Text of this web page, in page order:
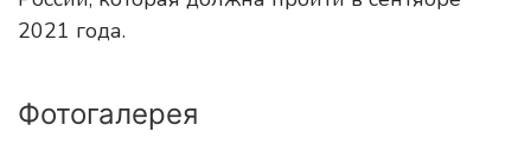
2021 года.
Фотогалерея